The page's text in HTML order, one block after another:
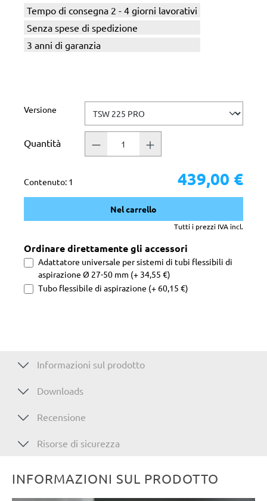
Tempo di consegna 2 - 4 giorni lavorativi
Senza spese di spedizione
3 anni di garanzia
Seleziona
Versione
Quantità
Contenuto: 1 439,00 €
Nel carrello
Tutti i prezzi IVA incl.
Ordinare direttamente gli accessori
Adattatore universale per sistemi di tubi flessibili di
aspirazione Ø 27-50 mm (+ 34,55 €)
Tubo flessibile di aspirazione (+ 60,15 €)
Informazioni sul prodotto
Downloads
Recensione
Risorse di sicurezza
INFORMAZIONI SUL PRODOTTO